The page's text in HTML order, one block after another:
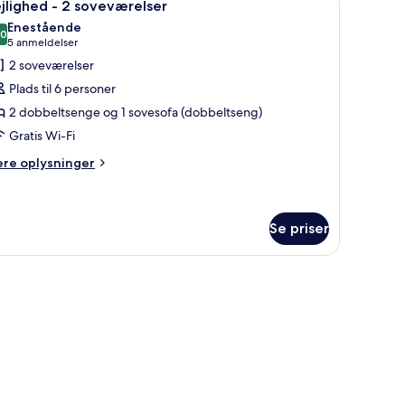
- 2 soveværelser
ud af 10
Enestående
5 anmeldelser
(5
anmeldelser)
2 soveværelser
Plads til 6 personer
2 dobbeltsenge og 1 sovesofa (dobbeltseng)
Gratis Wi-Fi
oplysninger
Se priser
med stol, et fjernsyn og et vindue med gardiner.